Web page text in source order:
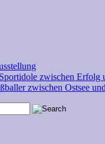
zwischen Erfolg
zwischen Ostsee